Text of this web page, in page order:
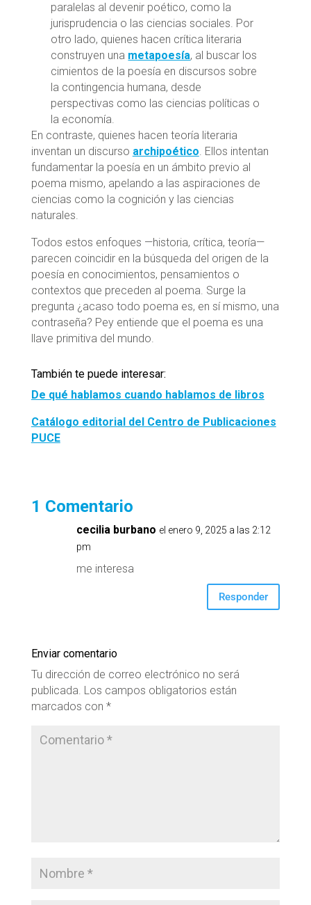
paralelas al devenir poético, como la
jurisprudencia o las ciencias sociales. Por
otro lado, quienes hacen crítica literaria
construyen una metapoesía, al buscar los
cimientos de la poesía en discursos sobre
la contingencia humana, desde
perspectivas como las ciencias políticas o
la economía.
En contraste, quienes hacen teoría literaria
inventan un discurso archipoético. Ellos intentan
fundamentar la poesía en un ámbito previo al
poema mismo, apelando a las aspiraciones de
ciencias como la cognición y las ciencias
naturales.
Todos estos enfoques —historia, crítica, teoría—
parecen coincidir en la búsqueda del origen de la
poesía en conocimientos, pensamientos o
contextos que preceden al poema. Surge la
pregunta ¿acaso todo poema es, en sí mismo, una
contraseña? Pey entiende que el poema es una
llave primitiva del mundo.
También te puede interesar:
De qué hablamos cuando hablamos de libros
Catálogo editorial del Centro de Publicaciones
PUCE
1 Comentario
cecilia burbano el enero 9, 2025 a las 2:12
pm
me interesa
Responder
Enviar comentario
Tu dirección de correo electrónico no será
publicada. Los campos obligatorios están
marcados con *